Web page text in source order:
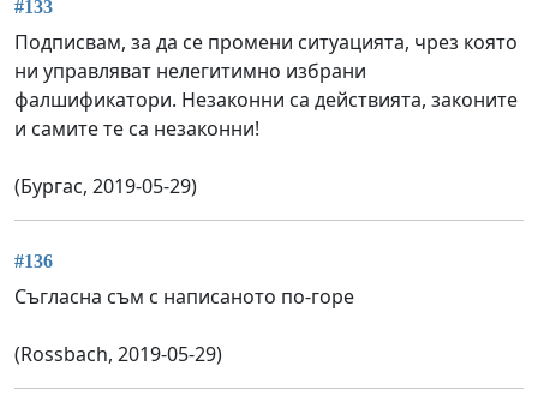
#133
Подписвам, за да се промени ситуацията, чрез която
ни управляват нелегитимно избрани
фалшификатори. Незаконни са действията, законите
и самите те са незаконни!
(Бургас, 2019-05-29)
#136
Съгласна съм с написаното по-горе
(Rossbach, 2019-05-29)